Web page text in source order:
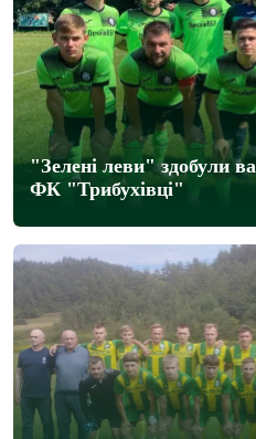
"Зелені леви" здобули
ФК "Трибухівці"